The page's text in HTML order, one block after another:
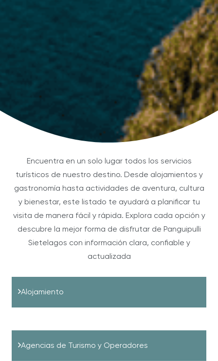
Encuentra en un solo lugar todos los servicios
turísticos de nuestro destino. Desde alojamientos y
gastronomía hasta actividades de aventura, cultura
y bienestar, este listado te ayudará a planificar tu
visita de manera fácil y rápida. Explora cada opción y
descubre la mejor forma de disfrutar de Panguipulli
Sietelagos con información clara, confiable y
actualizada
Alojamiento
Agencias de Turismo y Operadores